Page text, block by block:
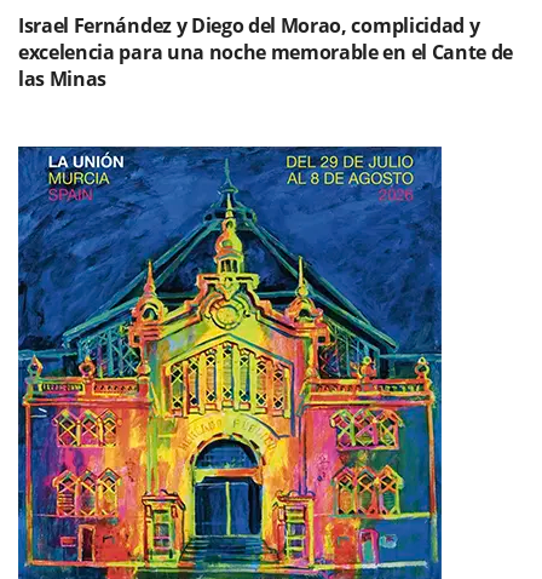
Israel Fernández y Diego del Morao, complicidad y
excelencia para una noche memorable en el Cante de
las Minas